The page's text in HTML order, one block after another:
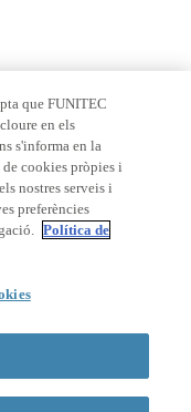
|Avís legal
que FUNITEC
en els
s'informa en la
cookies pròpies i
nostres serveis i
preferències
Política de